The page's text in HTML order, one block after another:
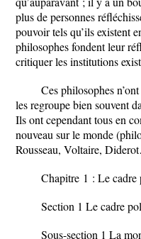
plus de personnes
pouvoir tels qu’ils existent
philosophes fondent leur
critiquer les institutions
Ces philosophes
les regroupe bien souvent
Ils ont cependant tous en
nouveau sur le monde
Rousseau, Voltaire,
Chapitre 1 : Le cadre
Section 1 Le cadre
Sous-section 1 La